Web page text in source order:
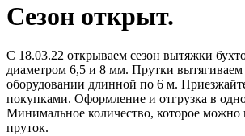
Сезон открыт.
С 18.03.22 открываем сезон вытяжки
диаметром 6,5 и 8 мм. Прутки вытягиваем
оборудовании длинной по 6 м.
покупками. Оформление и отгрузка в
Минимальное количество, которое можно
пруток.